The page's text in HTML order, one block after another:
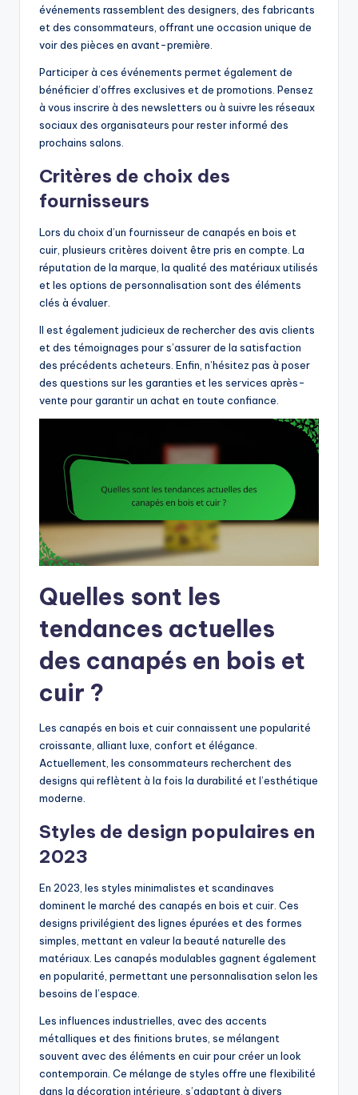
événements rassemblent des designers, des fabricants
et des consommateurs, offrant une occasion unique de
voir des pièces en avant-première.
Participer à ces événements permet également de
bénéficier d’offres exclusives et de promotions. Pensez
à vous inscrire à des newsletters ou à suivre les réseaux
sociaux des organisateurs pour rester informé des
prochains salons.
Critères de choix des
fournisseurs
Lors du choix d’un fournisseur de canapés en bois et
cuir, plusieurs critères doivent être pris en compte. La
réputation de la marque, la qualité des matériaux utilisés
et les options de personnalisation sont des éléments
clés à évaluer.
Il est également judicieux de rechercher des avis clients
et des témoignages pour s’assurer de la satisfaction
des précédents acheteurs. Enfin, n’hésitez pas à poser
des questions sur les garanties et les services après-
vente pour garantir un achat en toute confiance.
Quelles sont les
tendances actuelles
des canapés en bois et
cuir ?
Les canapés en bois et cuir connaissent une popularité
croissante, alliant luxe, confort et élégance.
Actuellement, les consommateurs recherchent des
designs qui reflètent à la fois la durabilité et l’esthétique
moderne.
Styles de design populaires en
2023
En 2023, les styles minimalistes et scandinaves
dominent le marché des canapés en bois et cuir. Ces
designs privilégient des lignes épurées et des formes
simples, mettant en valeur la beauté naturelle des
matériaux. Les canapés modulables gagnent également
en popularité, permettant une personnalisation selon les
besoins de l’espace.
Les influences industrielles, avec des accents
métalliques et des finitions brutes, se mélangent
souvent avec des éléments en cuir pour créer un look
contemporain. Ce mélange de styles offre une flexibilité
dans la décoration intérieure, s’adaptant à divers